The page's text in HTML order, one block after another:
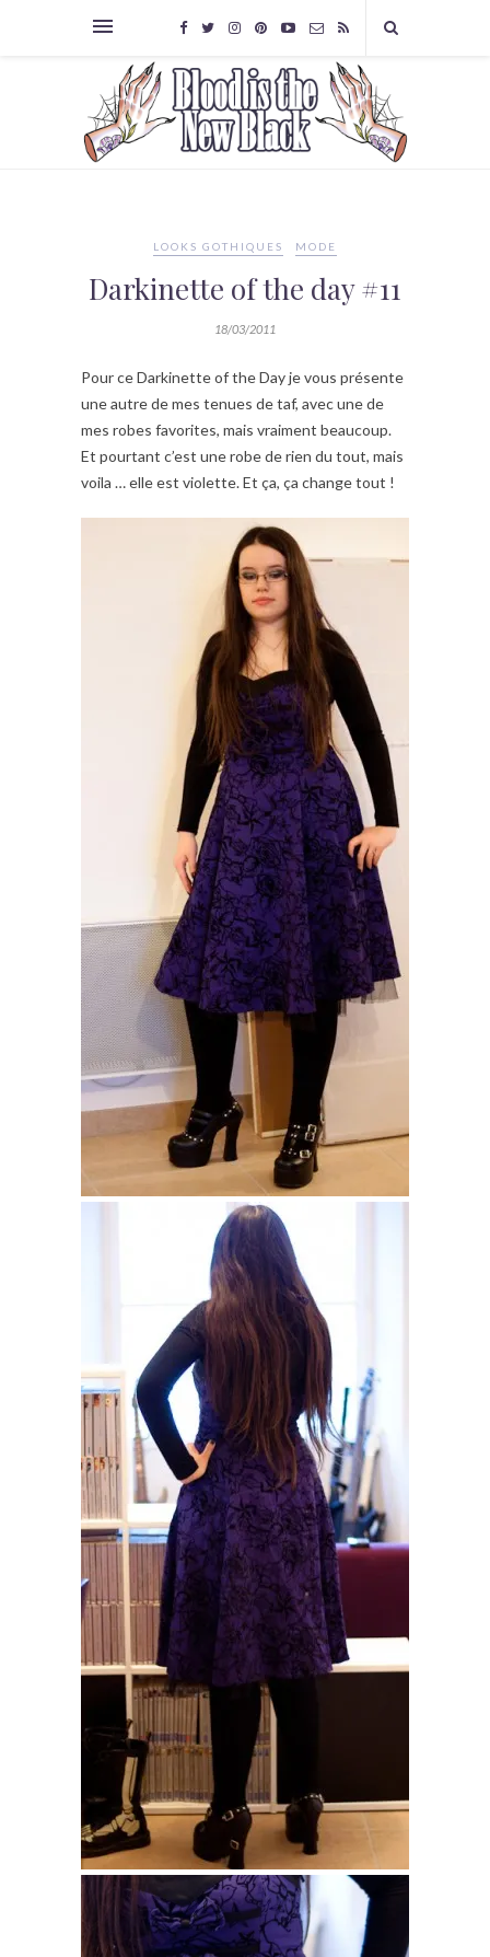
LOOKS GOTHIQUES MODE
Darkinette of the day #11
18/03/2011
Pour ce Darkinette of the Day je vous présente
une autre de mes tenues de taf, avec une de
mes robes favorites, mais vraiment beaucoup.
Et pourtant c’est une robe de rien du tout, mais
voila … elle est violette. Et ça, ça change tout !